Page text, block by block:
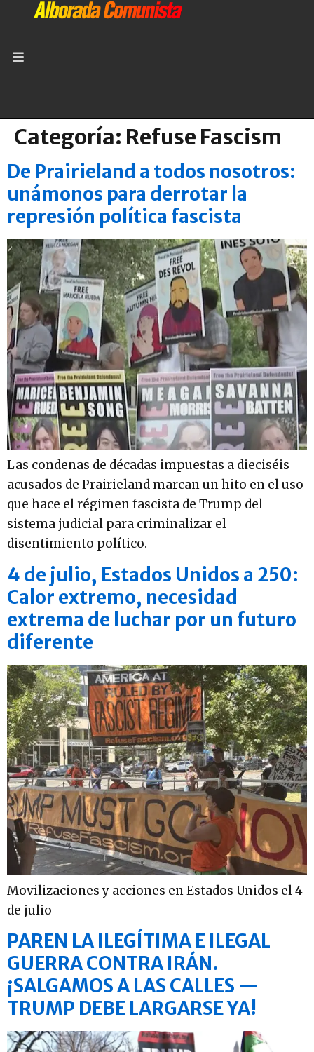
Categoría: Refuse Fascism
De Prairieland a todos nosotros:
unámonos para derrotar la
represión política fascista
Las condenas de décadas impuestas a dieciséis
acusados de Prairieland marcan un hito en el uso
que hace el régimen fascista de Trump del
sistema judicial para criminalizar el
disentimiento político.
4 de julio, Estados Unidos a 250:
Calor extremo, necesidad
extrema de luchar por un futuro
diferente
Movilizaciones y acciones en Estados Unidos el 4
de julio
PAREN LA ILEGÍTIMA E ILEGAL
GUERRA CONTRA IRÁN.
¡SALGAMOS A LAS CALLES —
TRUMP DEBE LARGARSE YA!